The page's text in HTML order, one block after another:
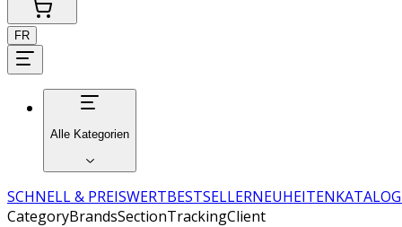
FR
Alle Kategorien
SCHNELL & PREISWERTBESTSELLERNEUHEITENKATALOG
CategoryBrandsSectionTrackingClient